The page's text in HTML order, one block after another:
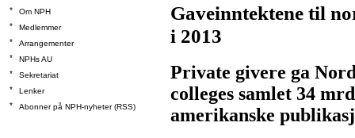
*
Om NPH
*
Medlemmer
*
Arrangementer
*
NPHs AU
*
Sekretariat
*
Lenker
*
Abonner på NPH-nyheter (RSS)
Gaveinntektene til
i 2013
Private givere ga
colleges samlet 34
amerikanske